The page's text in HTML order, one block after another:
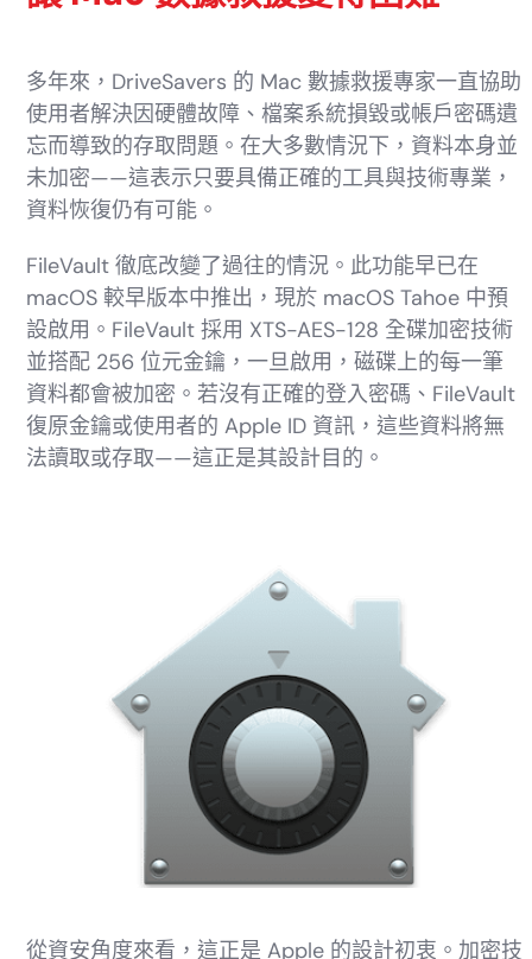
多年來，DriveSavers 的 Mac 數據救援專家一直協助
使用者解決因硬體故障、檔案系統損毀或帳戶密碼遺
忘而導致的存取問題。在大多數情況下，資料本身並
未加密——這表示只要具備正確的工具與技術專業，
資料恢復仍有可能。
FileVault 徹底改變了過往的情況。此功能早已在
macOS 較早版本中推出，現於 macOS Tahoe 中預
設啟用。FileVault 採用 XTS-AES-128 全碟加密技術
並搭配 256 位元金鑰，一旦啟用，磁碟上的每一筆
資料都會被加密。若沒有正確的登入密碼、FileVault
復原金鑰或使用者的 Apple ID 資訊，這些資料將無
法讀取或存取——這正是其設計目的。
從資安角度來看，這正是 Apple 的設計初衷。加密技